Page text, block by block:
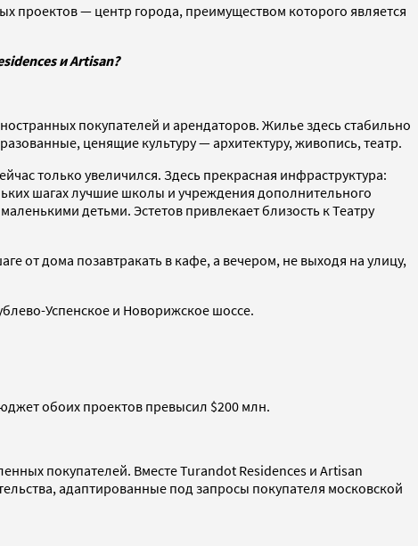
проектов — центр города, преимуществом которого является
и Artisan?
покупателей и арендаторов. Жилье здесь стабильно
ценящие культуру — архитектуру, живопись, театр.
только увеличился. Здесь прекрасная инфраструктура:
шагах лучшие школы и учреждения дополнительного
детьми. Эстетов привлекает близость к Театру
от дома позавтракать в кафе, а вечером, не выходя на улицу,
Успенское и Новорижское шоссе.
обоих проектов превысил $200 млн.
покупателей. Вместе Turandot Residences и Artisan
адаптированные под запросы покупателя московской